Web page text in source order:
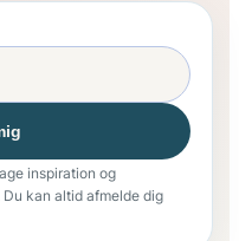
inspiration og
kan altid afmelde dig